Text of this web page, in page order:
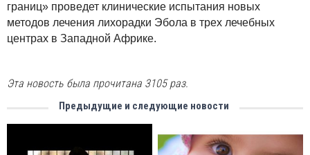
границ» проведет клинические испытания новых
методов лечения лихорадки Эбола в трех лечебных
центрах в Западной Африке.
Эта новость была прочитана 3105 раз.
Предыдущие и следующие новости